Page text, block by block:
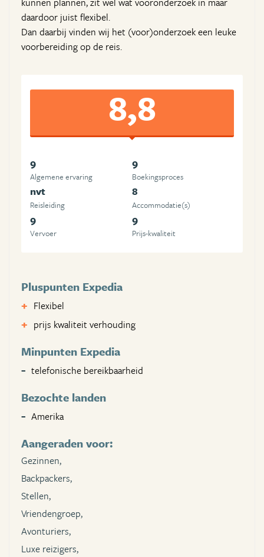
daardoor juist flexibel.
Dan daarbij vinden wij het (voor)onderzoek een leuke
voorbereiding op de reis.
8,8
9
Algemene ervaring
9
Boekingsproces
nvt
Reisleiding
8
Accommodatie(s)
9
Vervoer
9
Prijs-kwaliteit
Pluspunten Expedia
Flexibel
prijs kwaliteit verhouding
Minpunten Expedia
telefonische bereikbaarheid
Bezochte landen
Amerika
Aangeraden voor:
Gezinnen,
Backpackers,
Stellen,
Vriendengroep,
Avonturiers,
Luxe reizigers,